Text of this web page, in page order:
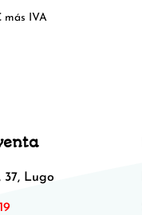
más IVA
37, Lugo